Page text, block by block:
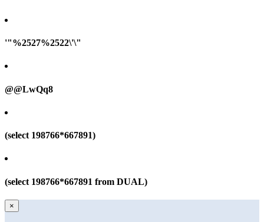
'"%2527%2522\'\"
@@LwQq8
(select 198766*667891)
(select 198766*667891 from DUAL)
×